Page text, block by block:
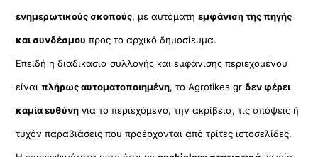
ενημερωτικούς σκοπούς, με αυτόματηεμφάνιση της πηγής
και συνδέσμου προς το αρχικό δημοσίευμα.
Επειδή η διαδικασία συλλογής και εμφάνισης περιεχομένου
είναιπλήρως αυτοματοποιημένη, το Agrotikes.gr δεν φέρει
καμία ευθύνη για το περιεχόμενο, την ακρίβεια, τις απόψεις ή
τυχόν παραβιάσεις που προέρχονται από τρίτες ιστοσελίδες.